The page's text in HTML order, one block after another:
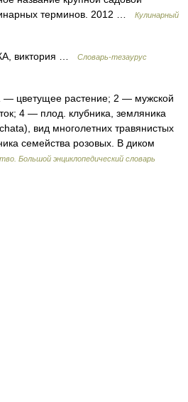
терминов. 2012 …
Кулинарный
виктория …
Словарь-тезаурус
— цветущее растение; 2 — мужской
4 — плод. клубника, земляника
вид многолетних травянистых
семейства розовых. В диком
Большой энциклопедический словарь